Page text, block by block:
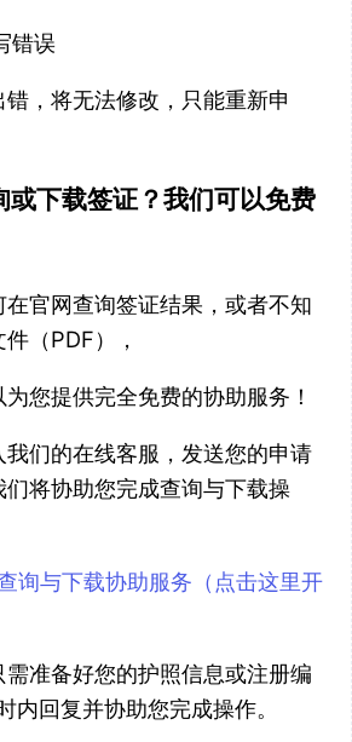
错误
，将无法修改，只能重新申
或下载签证？我们可以免费
官网查询签证结果，或者不知
（PDF），
您提供完全免费的协助服务！
我们的在线客服，发送您的申请
将协助您完成查询与下载操
询与下载协助服务（点击这里开
准备好您的护照信息或注册编
内回复并协助您完成操作。